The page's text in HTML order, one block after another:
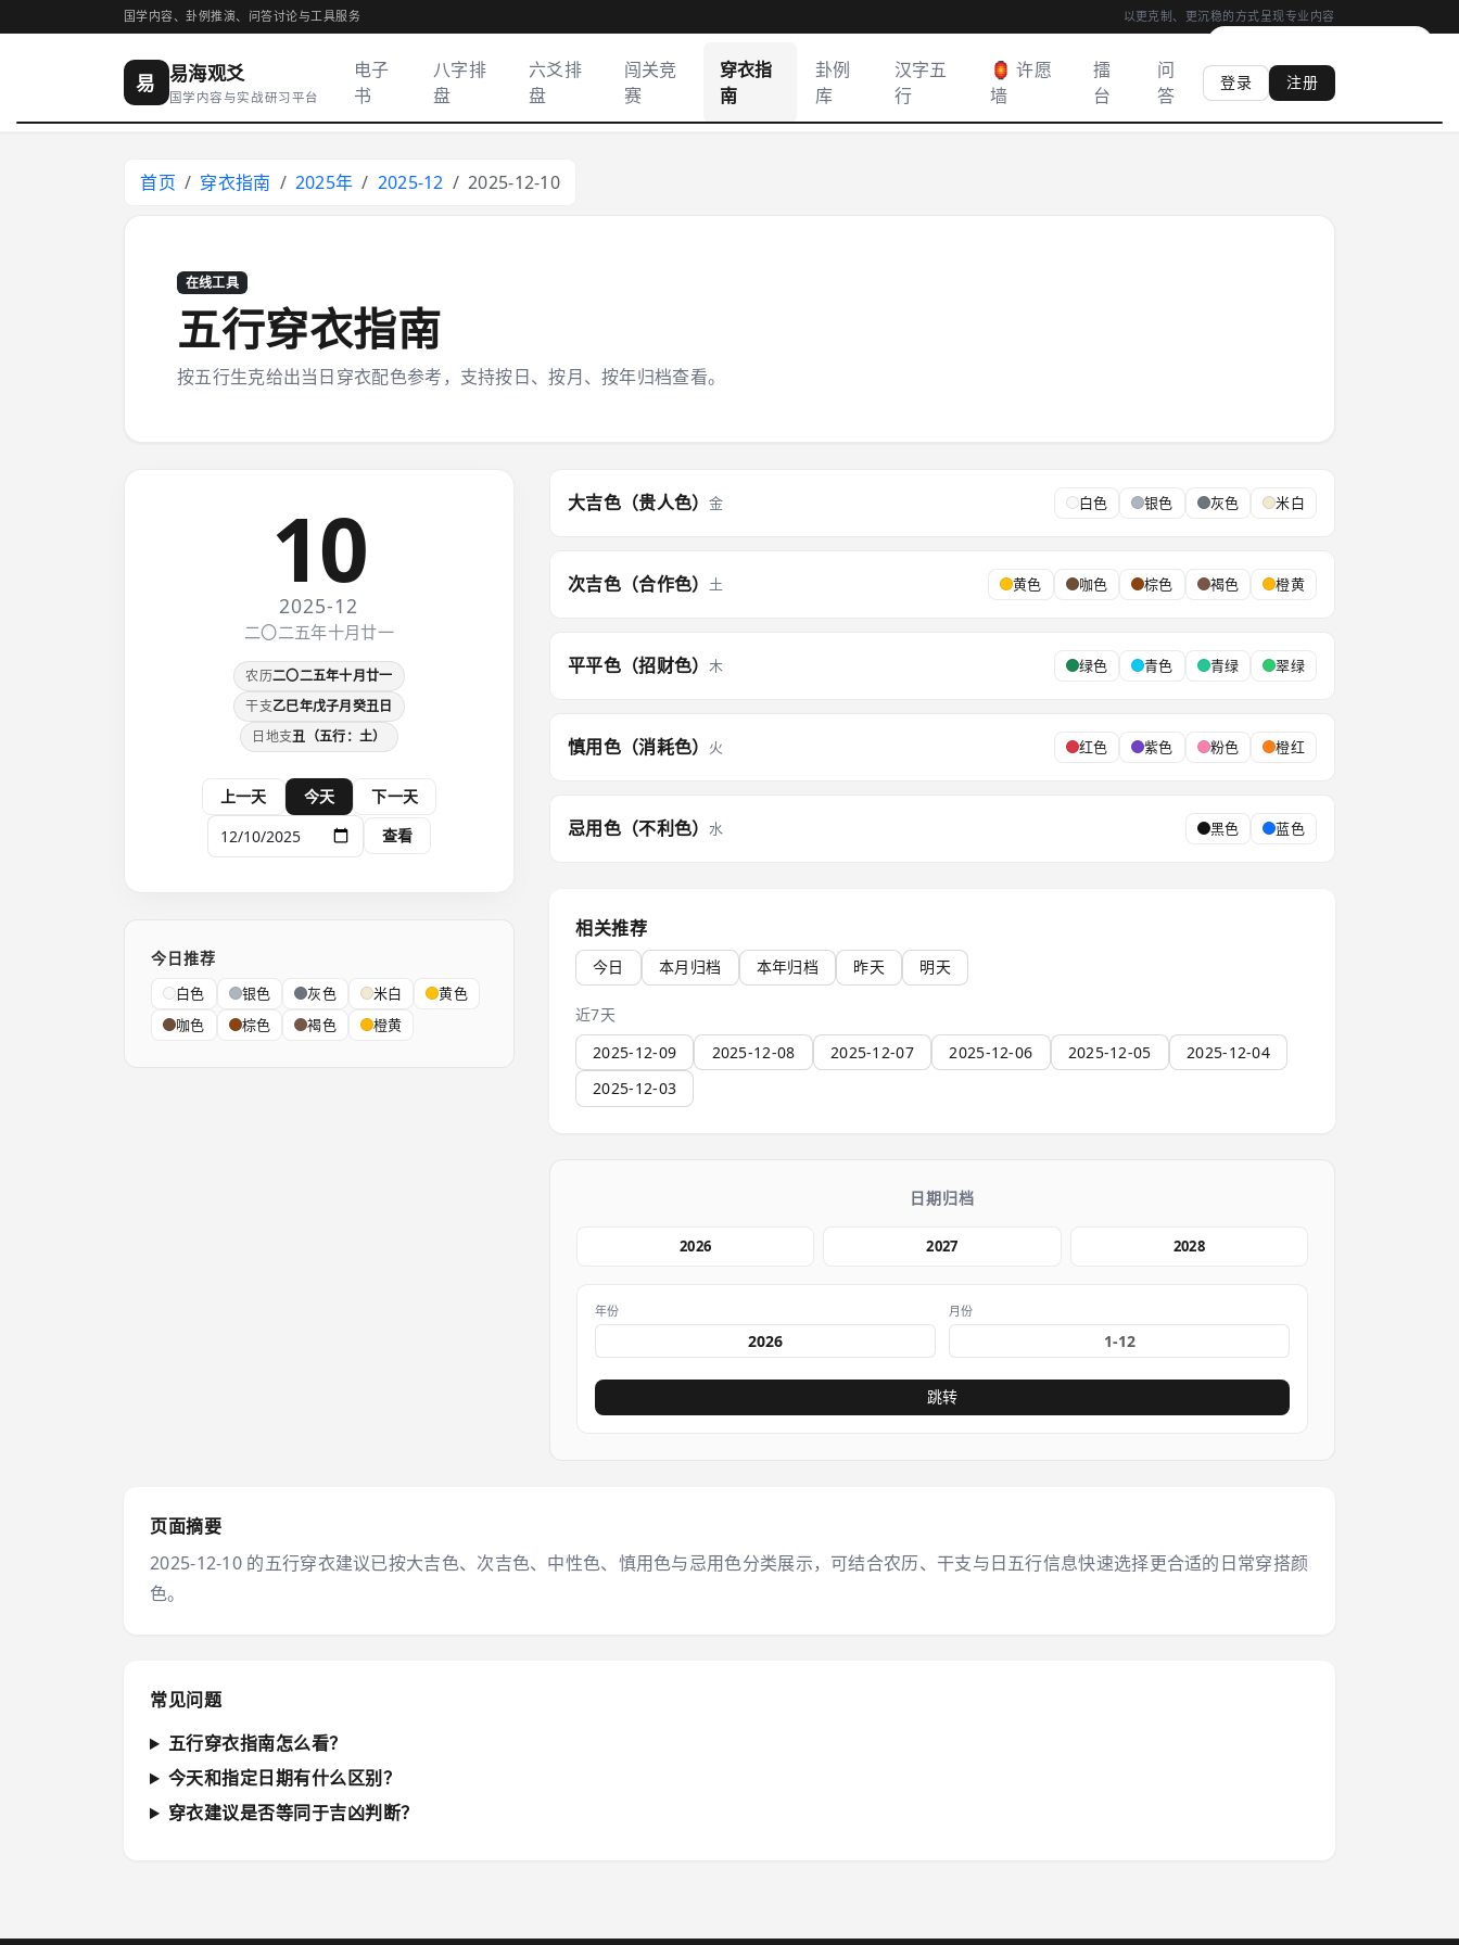
国学内容、卦例推演、问答讨论与工具服务 以更克制、更沉稳的方式呈现专业内容
易 易海观爻
国学内容与实战研习平台
电子
书
八字排
盘
六爻排
盘
闯关竞
赛
穿衣指
南
卦例
库
汉字五
行
🏮 许愿
墙
擂
台
问
答
登录 注册
首页 穿衣指南 2025年 2025-12 2025-12-10
在线工具
五行穿衣指南
按五行生克给出当日穿衣配色参考，支持按日、按月、按年归档查看。
10
2025-12
二〇二五年十月廿一
农历二〇二五年十月廿一
干支乙巳年戊子月癸丑日
日地支丑（五行：土）
上一天 今天
下一天
查看
今日推荐
白色 银色 灰色 米白
黄色
咖色
棕色 褐色 橙黄
大吉色（贵人色）金 白色 银色 灰色 米白
次吉色（合作色）土 黄色 咖色 棕色 褐色 橙黄
平平色（招财色）木 绿色 青色 青绿 翠绿
慎用色（消耗色） 火 红色 紫色 粉色 橙红
忌用色（不利色） 水 黑色 蓝色
相关推荐
今日 本月归档 本年归档 昨天 明天
近7天
2025-12-09
2025-12-08 2025-12-07 2025-12-06 2025-12-05
2025-12-04
2025-12-03
日期归档
2026 2027 2028
年份 月份
跳转
页面摘要
2025-12-10 的五行穿衣建议已按大吉色、次吉色、中性色、慎用色与忌用色分类展示，可结合农历、干支与日五行信息快速选择更合适的日常穿搭颜
色。
常见问题
五行穿衣指南怎么看？
今天和指定日期有什么区别？
穿衣建议是否等同于吉凶判断？